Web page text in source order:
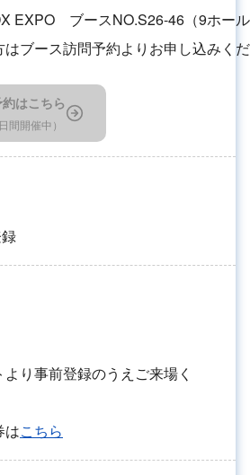
EXPO ブースNO.S26-46（9ホー
はブース訪問予約よりお申し込みく
はこちら
間開催中）
り事前登録のうえご来場く
はこちら